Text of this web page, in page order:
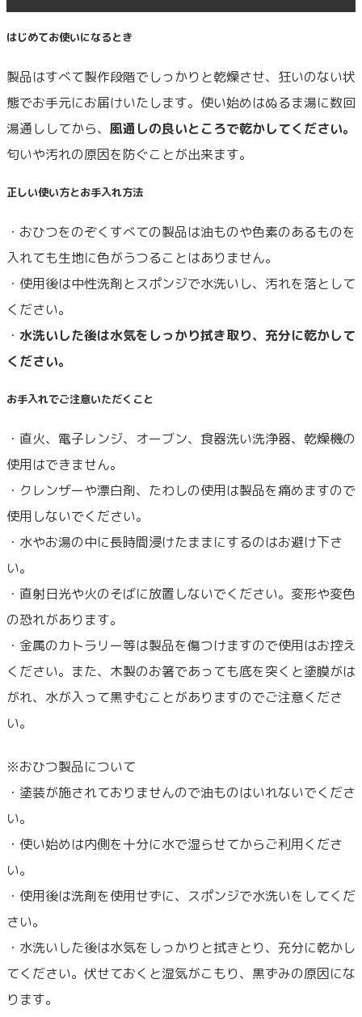
はじめてお使いになるとき
製品はすべて製作段階でしっかりと乾燥させ、狂いのない状
態でお手元にお届けいたします。使い始めはぬるま湯に数回
湯通ししてから、 風通しの良いところで乾かしてください。
匂いや汚れの原因を防ぐことが出来ます。
正しい使い方とお手入れ方法
・おひつをのぞくすべての製品は油ものや色素のあるものを
入れても生地に色がうつることはありません。
・使用後は中性洗剤とスポンジで水洗いし、汚れを落として
ください。
・ 水洗いした後は水気をしっかり拭き取り、充分に乾かして
ください。
お手入れでご注意いただくこと
・直火、電子レンジ、オーブン、食器洗い洗浄器、乾燥機の
使用はできません。
・クレンザーや漂白剤、たわしの使用は製品を痛めますので
使用しないでください。
・水やお湯の中に長時間浸けたままにするのはお避け下さ
い。
・直射日光や火のそばに放置しないでください。変形や変色
の恐れがあります。
・金属のカトラリー等は製品を傷つけますので使用はお控え
ください。また、木製のお箸であっても底を突くと塗膜がは
がれ、水が入って黒ずむことがありますのでご注意くださ
い。
※おひつ製品について
・塗装が施されておりませんので油ものはいれないでくださ
い。
・使い始めは内側を十分に水で湿らせてからご利用くださ
い。
・使用後は洗剤を使用せずに、スポンジで水洗いをしてくだ
さい。
・水洗いした後は水気をしっかりと拭きとり、充分に乾かし
てください。伏せておくと湿気がこもり、黒ずみの原因にな
ります。